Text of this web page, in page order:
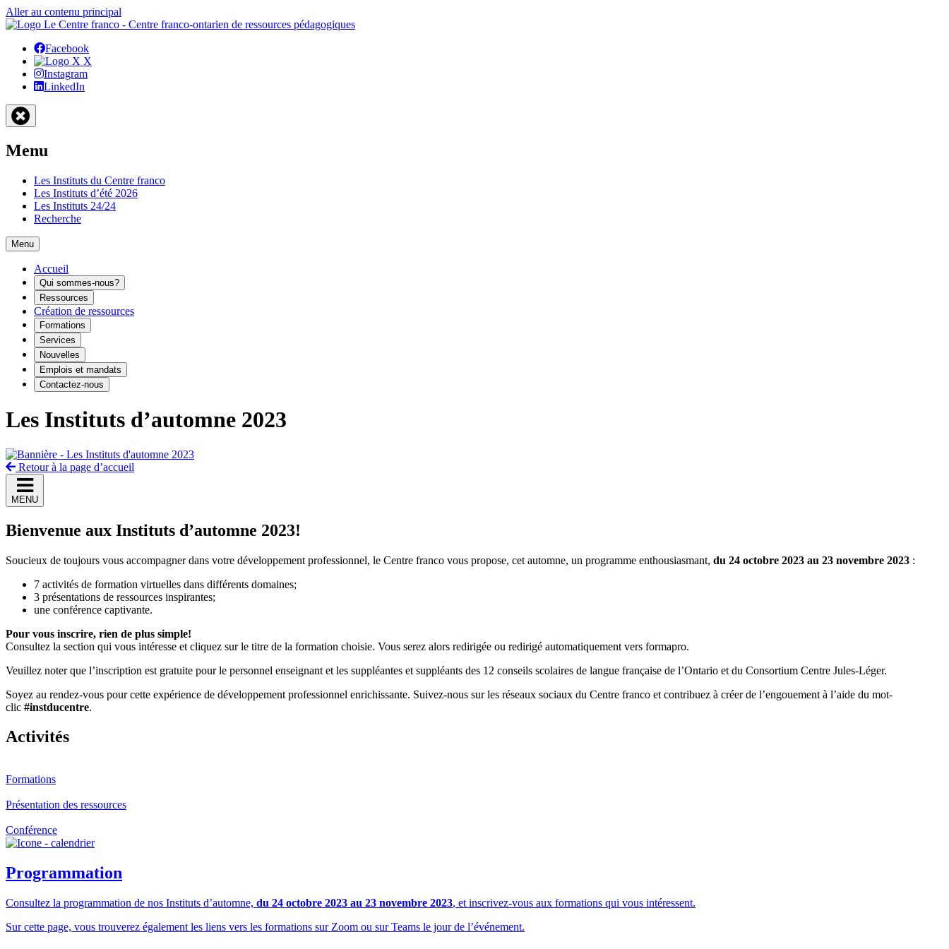
Aller au contenu principal
Facebook
X
Instagram
LinkedIn
Menu
Les Instituts du Centre franco
Les Instituts d’été 2026
Les Instituts 24/24
Recherche
Menu
Accueil
Qui sommes-nous?
Ressources
Création de ressources
Formations
Services
Nouvelles
Emplois et mandats
Contactez-nous
Les Instituts d’automne 2023
Retour à la page d’accueil
MENU
Bienvenue aux Instituts d’automne 2023!
Soucieux de toujours vous accompagner dans votre développement professionnel, le Centre franco vous propose, cet automne, un programme enthousiasmant, du 24 octobre 2023 au 23 novembre 2023 :
7 activités de formation virtuelles dans différents domaines;
3 présentations de ressources inspirantes;
une conférence captivante.
Pour vous inscrire, rien de plus simple!
Consultez la section qui vous intéresse et cliquez sur le titre de la formation choisie. Vous serez alors redirigée ou redirigé automatiquement vers formapro.
Veuillez noter que l’inscription est gratuite pour le personnel enseignant et les suppléantes et suppléants des 12 conseils scolaires de langue française de l’Ontario et du Consortium Centre Jules-Léger.
Soyez au rendez-vous pour cette expérience de développement professionnel enrichissante. Suivez-nous sur les réseaux sociaux du Centre franco et contribuez à créer de l’engouement à l’aide du mot-
clic #instducentre.
Activités
Formations
Présentation des ressources
Conférence
Programmation
Consultez la programmation de nos Instituts d’automne, du 24 octobre 2023 au 23 novembre 2023, et inscrivez-vous aux formations qui vous intéressent.
Sur cette page, vous trouverez également les liens vers les formations sur Zoom ou sur Teams le jour de l’événement.